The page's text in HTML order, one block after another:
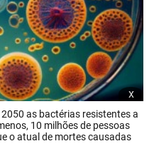
x
as bactérias resistentes a
10 milhões de pessoas
o atual de mortes causadas